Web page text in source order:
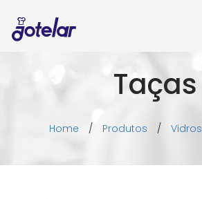
Taças
Home / Produtos / Vidros